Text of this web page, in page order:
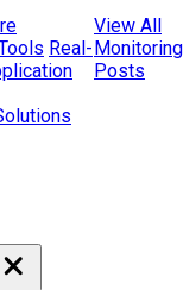
Real-
View All
Monitoring
Posts